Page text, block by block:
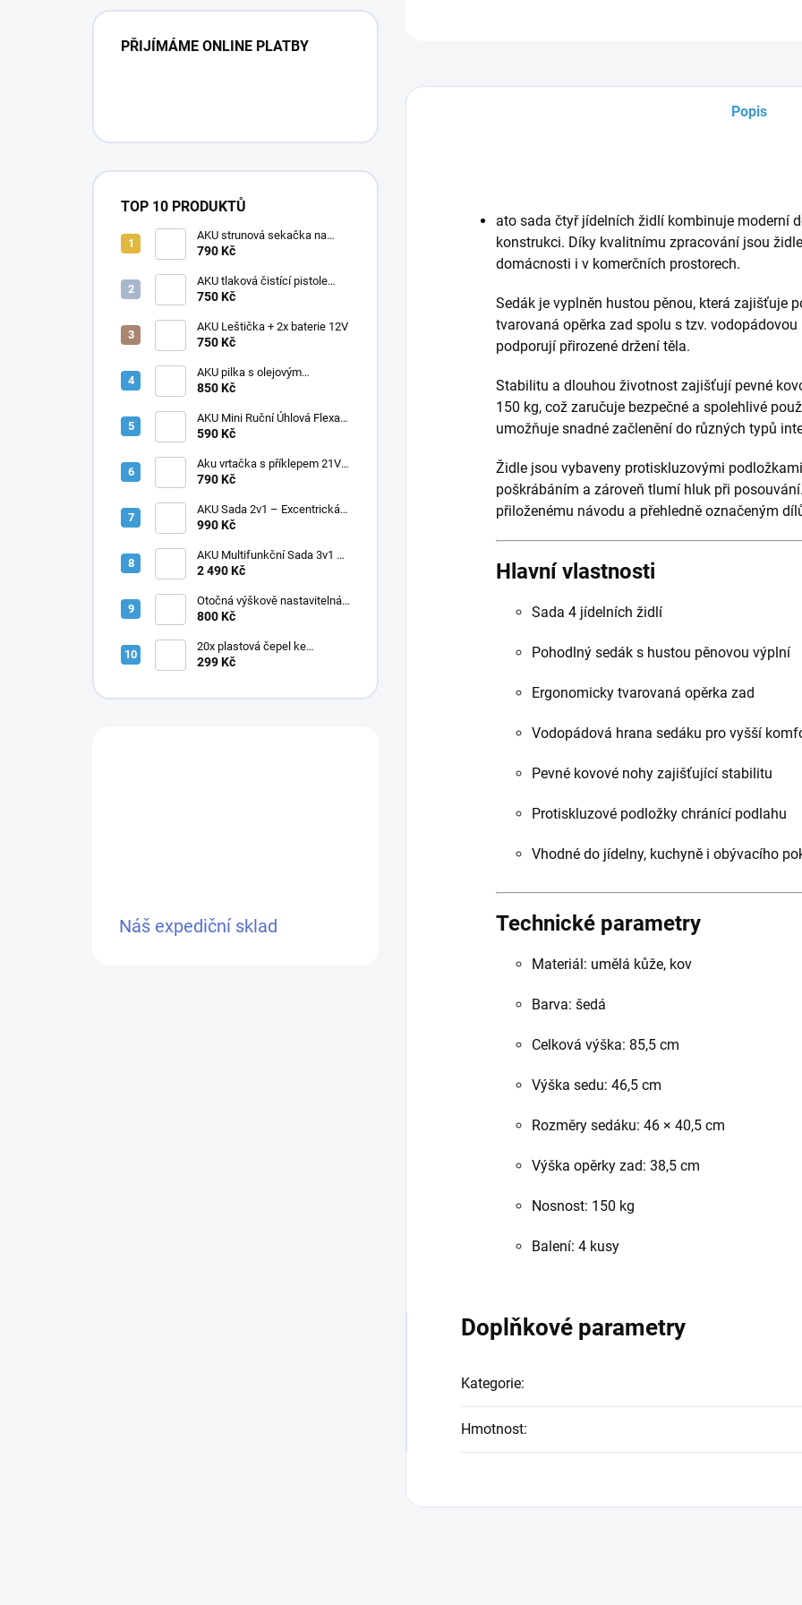
PŘIJÍMÁME ONLINE PLATBY
TOP 10 PRODUKTŮ
AKU strunová sekačka na
trávu, křovinořez + 2x baterie
790 Kč
AKU tlaková čistící pistole
vapka + 2 baterie
750 Kč
AKU Leštička + 2x baterie 12V
750 Kč
AKU pilka s olejovým
mazáním, 2x baterie, 1× Řetěz,
850 Kč
AKU Mini Ruční Úhlová Flexa
Bruska 76 mm 12V + 2x
590 Kč
Aku vrtačka s příklepem 21V +
2 baterie v kufříku
790 Kč
AKU Sada 2v1 – Excentrická
Leštička 12V + Mini Úhlová
Balení
990 Kč
AKU Multifunkční Sada 3v1 –
Tlaková myčka + Mini pila +
2 490 Kč
Otočná výškově nastavitelná
stolička s opěrkou, černá PU
800 Kč
20x plastová čepel ke
křovinořezu
299 Kč
Náš expediční sklad
Popis
ato sada čtyř jídelních židlí kombinuje moderní
konstrukci. Díky kvalitnímu zpracování jsou
domácnosti i v komerčních prostorech.
Sedák je vyplněn hustou pěnou, která zajišťuje
tvarovaná opěrka zad spolu s tzv.
podporují přirozené držení těla.
Stabilitu a dlouhou životnost zajišťují pevné
150 kg, což zaručuje bezpečné a spolehlivé
umožňuje snadné začlenění do různých typů
Židle jsou vybaveny protiskluzovými
poškrábáním a zároveň tlumí hluk při
přiloženému návodu a přehledně označeným
Hlavní vlastnosti
Sada 4 jídelních židlí
Pohodlný sedák s hustou pěnovou výplní
Ergonomicky tvarovaná opěrka zad
Vodopádová hrana sedáku pro vyšší
Pevné kovové nohy zajišťující stabilitu
Protiskluzové podložky chránící podlahu
Vhodné do jídelny, kuchyně i obývacího
Technické parametry
Materiál: umělá kůže, kov
Barva: šedá
Celková výška: 85,5 cm
Výška sedu: 46,5 cm
Rozměry sedáku: 46 × 40,5 cm
Výška opěrky zad: 38,5 cm
Nosnost: 150 kg
Balení: 4 kusy
Doplňkové parametry
Kategorie:
Hmotnost: